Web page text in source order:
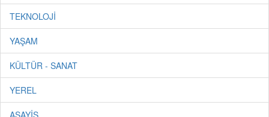
TEKNOLOJİ
YAŞAM
KÜLTÜR - SANAT
YEREL
ASAYİŞ